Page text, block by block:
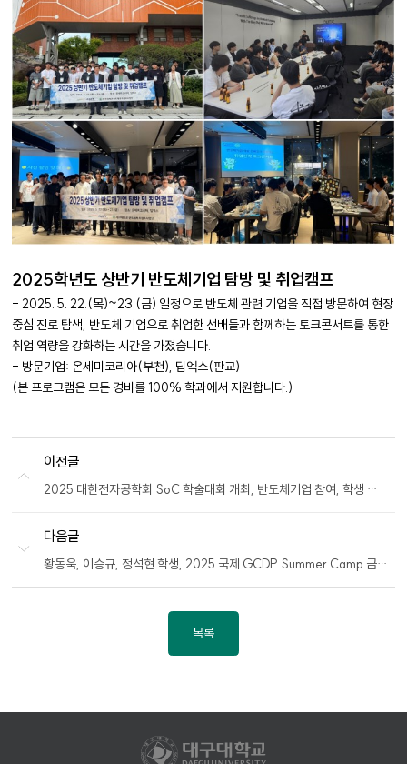
2025학년도 상반기 반도체기업 탐방 및 취업캠프
- 2025. 5. 22.(목)~23.(금) 일정으로 반도체 관련 기업을 직접 방문하여 현장
중심 진로 탐색, 반도체 기업으로 취업한 선배들과 함께하는 토크콘서트를 통한
취업 역량을 강화하는 시간을 가졌습니다.
- 방문기업: 온세미코리아(부천), 딥엑스(판교)
(본 프로그램은 모든 경비를 100% 학과에서 지원합니다.)
이전글
2025 대한전자공학회 SoC 학술대회 개최, 반도체기업 참여, 학생 논문발표 및 참관
다음글
황동욱, 이승규, 정석현 학생, 2025 국제 GCDP Summer Camp 금상 수상
목록